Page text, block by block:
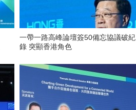
一帶一路高峰論壇簽50備忘協議破紀
錄 突顯香港角色